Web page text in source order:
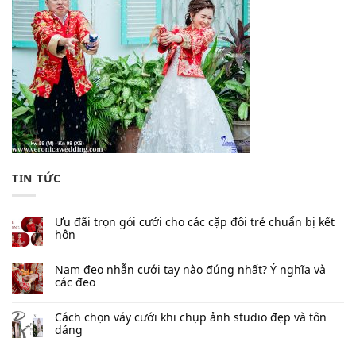
TIN TỨC
Ưu đãi trọn gói cưới cho các cặp đôi trẻ chuẩn bị kết
hôn
Nam đeo nhẫn cưới tay nào đúng nhất​? Ý nghĩa và
các đeo
Cách chọn váy cưới khi chụp ảnh studio đẹp và tôn
dáng